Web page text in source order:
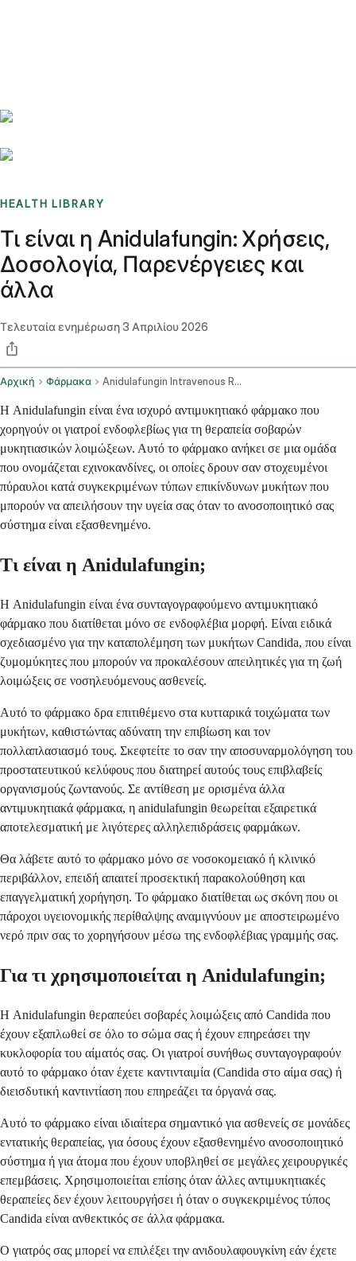
HEALTH LIBRARY
Τι είναι η Anidulafungin: Χρήσεις,
Δοσολογία, Παρενέργειες και
άλλα
Τελευταία ενημέρωση3 Απριλίου 2026
Αρχική Φάρμακα Anidulafungin Intravenous Route
Η Anidulafungin είναι ένα ισχυρό αντιμυκητιακό φάρμακο που
χορηγούν οι γιατροί ενδοφλεβίως για τη θεραπεία σοβαρών
μυκητιασικών λοιμώξεων. Αυτό το φάρμακο ανήκει σε μια ομάδα
που ονομάζεται εχινοκανδίνες, οι οποίες δρουν σαν στοχευμένοι
πύραυλοι κατά συγκεκριμένων τύπων επικίνδυνων μυκήτων που
μπορούν να απειλήσουν την υγεία σας όταν το ανοσοποιητικό σας
σύστημα είναι εξασθενημένο.
Τι είναι η Anidulafungin;
Η Anidulafungin είναι ένα συνταγογραφούμενο αντιμυκητιακό
φάρμακο που διατίθεται μόνο σε ενδοφλέβια μορφή. Είναι ειδικά
σχεδιασμένο για την καταπολέμηση των μυκήτων Candida, που είναι
ζυμομύκητες που μπορούν να προκαλέσουν απειλητικές για τη ζωή
λοιμώξεις σε νοσηλευόμενους ασθενείς.
Αυτό το φάρμακο δρα επιτιθέμενο στα κυτταρικά τοιχώματα των
μυκήτων, καθιστώντας αδύνατη την επιβίωση και τον
πολλαπλασιασμό τους. Σκεφτείτε το σαν την αποσυναρμολόγηση του
προστατευτικού κελύφους που διατηρεί αυτούς τους επιβλαβείς
οργανισμούς ζωντανούς. Σε αντίθεση με ορισμένα άλλα
αντιμυκητιακά φάρμακα, η anidulafungin θεωρείται εξαιρετικά
αποτελεσματική με λιγότερες αλληλεπιδράσεις φαρμάκων.
Θα λάβετε αυτό το φάρμακο μόνο σε νοσοκομειακό ή κλινικό
περιβάλλον, επειδή απαιτεί προσεκτική παρακολούθηση και
επαγγελματική χορήγηση. Το φάρμακο διατίθεται ως σκόνη που οι
πάροχοι υγειονομικής περίθαλψης αναμιγνύουν με αποστειρωμένο
νερό πριν σας το χορηγήσουν μέσω της ενδοφλέβιας γραμμής σας.
Για τι χρησιμοποιείται η Anidulafungin;
Η Anidulafungin θεραπεύει σοβαρές λοιμώξεις από Candida που
έχουν εξαπλωθεί σε όλο το σώμα σας ή έχουν επηρεάσει την
κυκλοφορία του αίματός σας. Οι γιατροί συνήθως συνταγογραφούν
αυτό το φάρμακο όταν έχετε καντινταιμία (Candida στο αίμα σας) ή
διεισδυτική καντιντίαση που επηρεάζει τα όργανά σας.
Αυτό το φάρμακο είναι ιδιαίτερα σημαντικό για ασθενείς σε μονάδες
εντατικής θεραπείας, για όσους έχουν εξασθενημένο ανοσοποιητικό
σύστημα ή για άτομα που έχουν υποβληθεί σε μεγάλες χειρουργικές
επεμβάσεις. Χρησιμοποιείται επίσης όταν άλλες αντιμυκητιακές
θεραπείες δεν έχουν λειτουργήσει ή όταν ο συγκεκριμένος τύπος
Candida είναι ανθεκτικός σε άλλα φάρμακα.
Ο γιατρός σας μπορεί να επιλέξει την ανιδουλαφουγκίνη εάν έχετε